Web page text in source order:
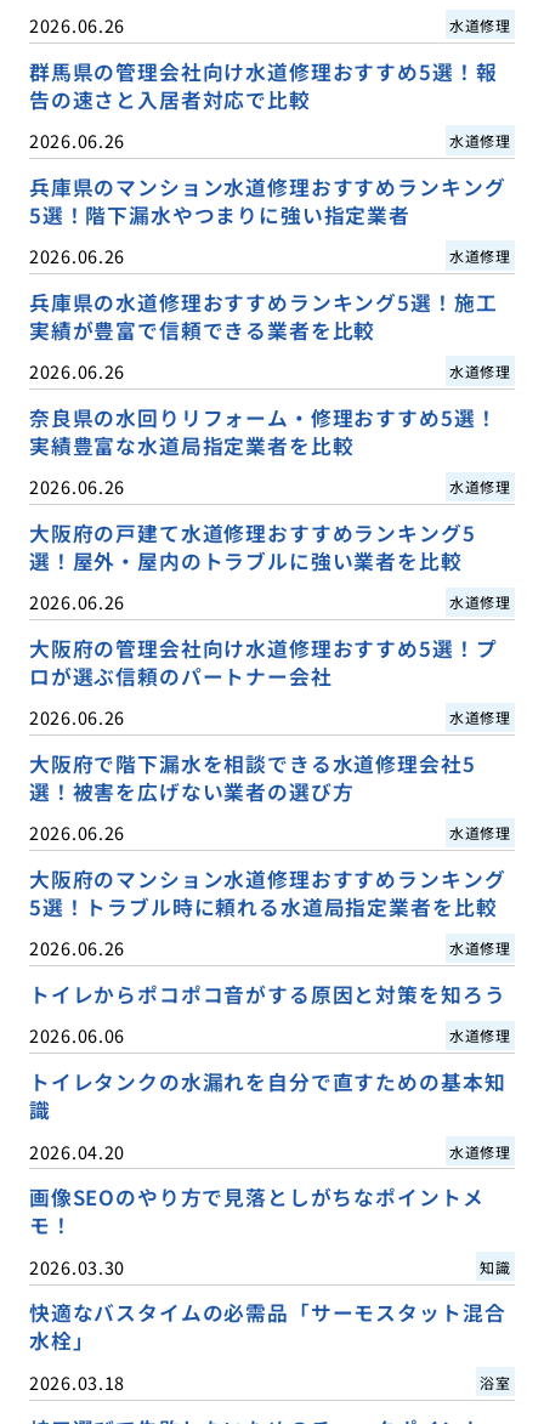
2026.06.26 水道修理
群馬県の管理会社向け水道修理おすすめ5選！報
告の速さと入居者対応で比較
2026.06.26 水道修理
兵庫県のマンション水道修理おすすめランキング
5選！階下漏水やつまりに強い指定業者
2026.06.26 水道修理
兵庫県の水道修理おすすめランキング5選！施工
実績が豊富で信頼できる業者を比較
2026.06.26 水道修理
奈良県の水回りリフォーム・修理おすすめ5選！
実績豊富な水道局指定業者を比較
2026.06.26 水道修理
大阪府の戸建て水道修理おすすめランキング5
選！屋外・屋内のトラブルに強い業者を比較
2026.06.26 水道修理
大阪府の管理会社向け水道修理おすすめ5選！プ
ロが選ぶ信頼のパートナー会社
2026.06.26 水道修理
大阪府で階下漏水を相談できる水道修理会社5
選！被害を広げない業者の選び方
2026.06.26 水道修理
大阪府のマンション水道修理おすすめランキング
5選！トラブル時に頼れる水道局指定業者を比較
2026.06.26 水道修理
トイレからポコポコ音がする原因と対策を知ろう
2026.06.06 水道修理
トイレタンクの水漏れを自分で直すための基本知
識
2026.04.20 水道修理
画像SEOのやり方で見落としがちなポイントメ
モ！
2026.03.30 知識
快適なバスタイムの必需品「サーモスタット混合
水栓」
2026.03.18 浴室